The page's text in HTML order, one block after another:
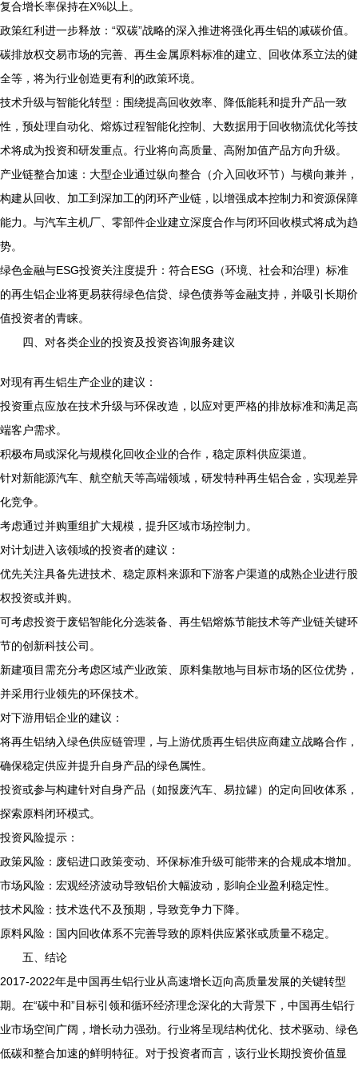
复合增长率保持在X%以上。
政策红利进一步释放：“双碳”战略的深入推进将强化再生铝的减碳价值。
碳排放权交易市场的完善、再生金属原料标准的建立、回收体系立法的健
全等，将为行业创造更有利的政策环境。
技术升级与智能化转型：围绕提高回收效率、降低能耗和提升产品一致
性，预处理自动化、熔炼过程智能化控制、大数据用于回收物流优化等技
术将成为投资和研发重点。行业将向高质量、高附加值产品方向升级。
产业链整合加速：大型企业通过纵向整合（介入回收环节）与横向兼并，
构建从回收、加工到深加工的闭环产业链，以增强成本控制力和资源保障
能力。与汽车主机厂、零部件企业建立深度合作与闭环回收模式将成为趋
势。
绿色金融与ESG投资关注度提升：符合ESG（环境、社会和治理）标准
的再生铝企业将更易获得绿色信贷、绿色债券等金融支持，并吸引长期价
值投资者的青睐。
四、对各类企业的投资及投资咨询服务建议
对现有再生铝生产企业的建议：
投资重点应放在技术升级与环保改造，以应对更严格的排放标准和满足高
端客户需求。
积极布局或深化与规模化回收企业的合作，稳定原料供应渠道。
针对新能源汽车、航空航天等高端领域，研发特种再生铝合金，实现差异
化竞争。
考虑通过并购重组扩大规模，提升区域市场控制力。
对计划进入该领域的投资者的建议：
优先关注具备先进技术、稳定原料来源和下游客户渠道的成熟企业进行股
权投资或并购。
可考虑投资于废铝智能化分选装备、再生铝熔炼节能技术等产业链关键环
节的创新科技公司。
新建项目需充分考虑区域产业政策、原料集散地与目标市场的区位优势，
并采用行业领先的环保技术。
对下游用铝企业的建议：
将再生铝纳入绿色供应链管理，与上游优质再生铝供应商建立战略合作，
确保稳定供应并提升自身产品的绿色属性。
投资或参与构建针对自身产品（如报废汽车、易拉罐）的定向回收体系，
探索原料闭环模式。
投资风险提示：
政策风险：废铝进口政策变动、环保标准升级可能带来的合规成本增加。
市场风险：宏观经济波动导致铝价大幅波动，影响企业盈利稳定性。
技术风险：技术迭代不及预期，导致竞争力下降。
原料风险：国内回收体系不完善导致的原料供应紧张或质量不稳定。
五、结论
2017-2022年是中国再生铝行业从高速增长迈向高质量发展的关键转型
期。在“碳中和”目标引领和循环经济理念深化的大背景下，中国再生铝行
业市场空间广阔，增长动力强劲。行业将呈现结构优化、技术驱动、绿色
低碳和整合加速的鲜明特征。对于投资者而言，该行业长期投资价值显